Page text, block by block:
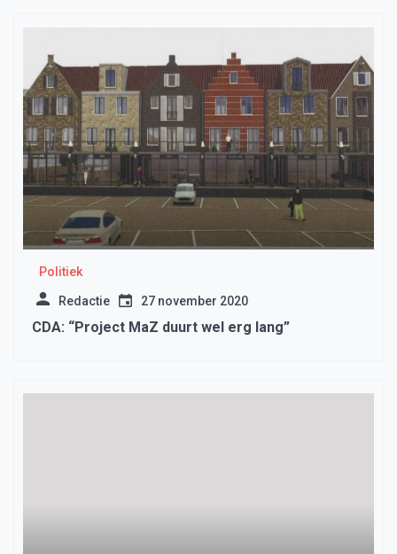
Politiek
Redactie 27 november 2020
CDA: “Project MaZ duurt wel erg lang”